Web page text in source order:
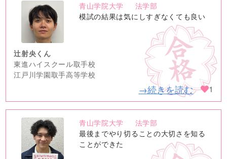
no
image
青山学院大学
法学部
模試の結果は気にしすぎなくても良い
辻射央くん
東進ハイスクール取手校
江戸川学園取手高等学校
→続きを読む 1
no
image
青山学院大学
法学部
最後までやり切ることの大切さを知る
ことができた